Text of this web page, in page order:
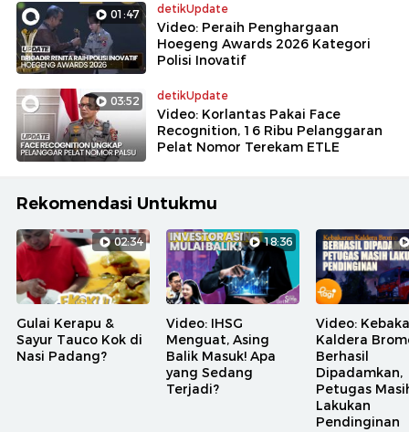
01:47 detikUpdate
Video: Peraih Penghargaan
Hoegeng Awards 2026 Kategori
Polisi Inovatif
03:52 detikUpdate
Video: Korlantas Pakai Face
Recognition, 16 Ribu Pelanggaran
Pelat Nomor Terekam ETLE
Rekomendasi Untukmu
02:34
Gulai Kerapu &
Sayur Tauco Kok di
Nasi Padang?
18:36
Video: IHSG
Menguat, Asing
Balik Masuk! Apa
yang Sedang
Terjadi?
Video:
Kaldera
Berhasil
Dipadamkan,
Petugas
Lakukan
Pendinginan